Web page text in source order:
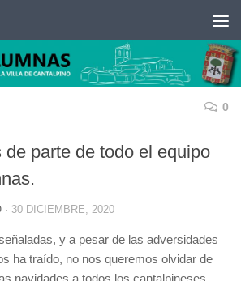
0
de parte de todo el equipo
· 30 DICIEMBRE, 2020
y a pesar de las adversidades
ha traído, no nos queremos olvidar de